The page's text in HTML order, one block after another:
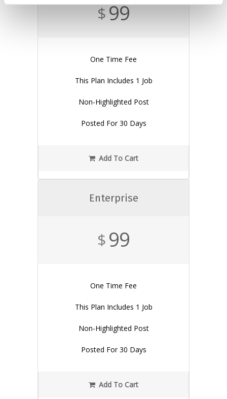
$99
One Time Fee
This Plan Includes 1 Job
Non-Highlighted Post
Posted For 30 Days
Add To Cart
Enterprise
$99
One Time Fee
This Plan Includes 1 Job
Non-Highlighted Post
Posted For 30 Days
Add To Cart